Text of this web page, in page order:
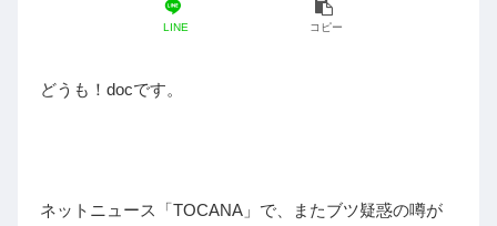
LINE コピー
どうも！docです。
ネットニュース「TOCANA」で、またブツ疑惑の噂が